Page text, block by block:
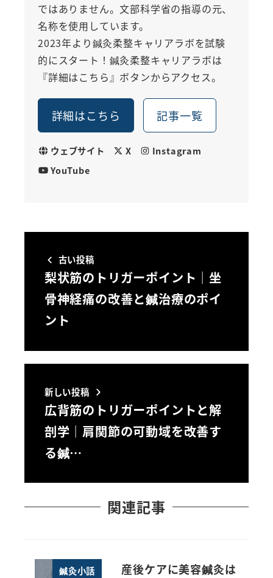
ではありません。文部科学省の指導の元、
名称を使用しています。
2023年より鍼灸柔整キャリアラボを試験
的にスタート！鍼灸柔整キャリアラボは
『詳細はこちら』ボタンからアクセス。
詳細はこちら 記事一覧
ウェブサイト X
Instagram
YouTube
古い投稿
梨状筋のトリガーポイント｜坐
骨神経痛の改善と鍼治療のポイ
ント
新しい投稿
広背筋のトリガーポイントと解
剖学｜肩関節の可動域を改善す
る鍼…
関連記事
鍼灸小話
産後ケアに美容鍼灸は